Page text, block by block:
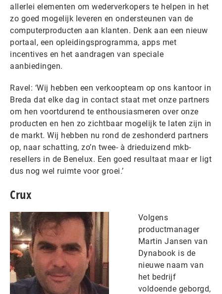
allerlei elementen om wederverkopers te helpen in het
zo goed mogelijk leveren en ondersteunen van de
computerproducten aan klanten. Denk aan een nieuw
portaal, een opleidingsprogramma, apps met
incentives en het aandragen van speciale
aanbiedingen.
Ravel: ‘Wij hebben een verkoopteam op ons kantoor in
Breda dat elke dag in contact staat met onze partners
om hen voortdurend te enthousiasmeren over onze
producten en hen zo zichtbaar mogelijk te laten zijn in
de markt. Wij hebben nu rond de zeshonderd partners
op, naar schatting, zo’n twee- à drieduizend mkb-
resellers in de Benelux. Een goed resultaat maar er ligt
dus nog wel ruimte voor groei.’
Crux
Volgens
productmanager
Martin Jansen van
Dynabook is de
nieuwe naam van
het bedrijf
voldoende geborgd,